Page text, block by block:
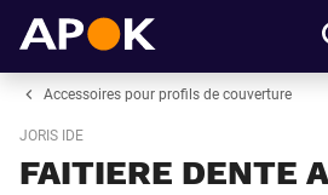
Accessoires pour profils de couverture
JORIS IDE
FAITIERE DENTE